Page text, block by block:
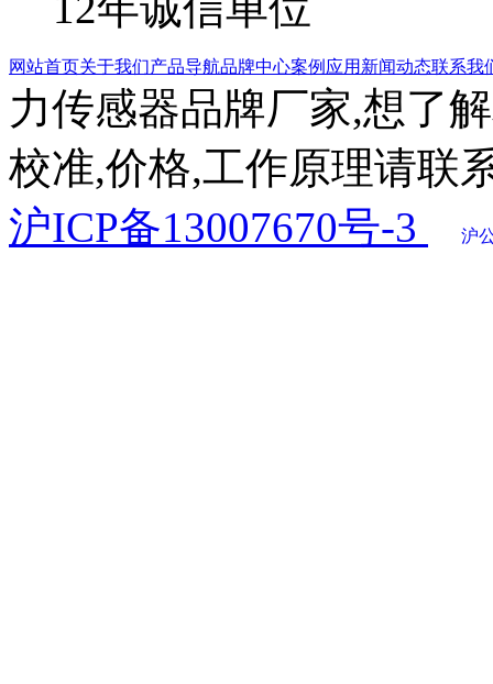
网站首页 关于我们产品导航品牌中心案例应用 新闻动态联系我
力传感器品牌厂家,想了
校准,价格,工作原理请联
沪ICP备13007670号-3
沪